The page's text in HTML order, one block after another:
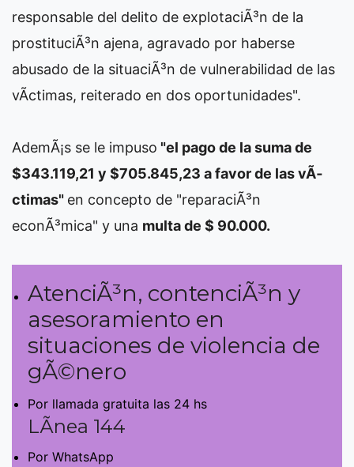
responsable del delito de explotaciÃ³n de la
prostituciÃ³n ajena, agravado por haberse
abusado de la situaciÃ³n de vulnerabilidad de las
vÃ­ctimas, reiterado en dos oportunidades".
AdemÃ¡s se le impuso "el pago de la suma de
$343.119,21 y $705.845,23 a favor de las vÃ­
ctimas" en concepto de "reparaciÃ³n
econÃ³mica" y una multa de $ 90.000.
AtenciÃ³n, contenciÃ³n y
asesoramiento en
situaciones de violencia de
gÃ©nero
Por llamada gratuita las 24 hs
LÃ­nea 144
Por WhatsApp